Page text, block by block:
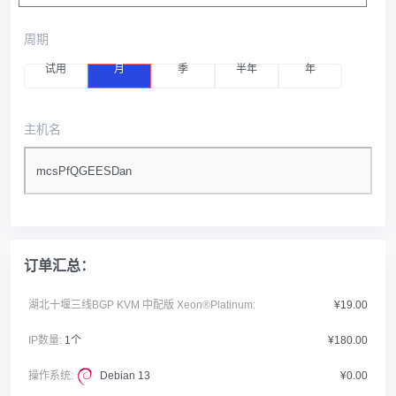
周期
试用 月 季 半年 年
主机名
订单汇总：
湖北十堰三线BGP KVM 中配版 Xeon®Platinum: ¥19.00
IP数量: 1个 ¥180.00
操作系统: Debian 13 ¥0.00